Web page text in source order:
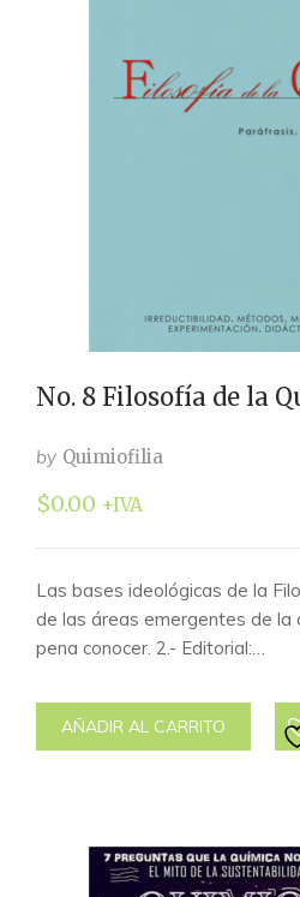
No. 8 Filosofía de la
by Quimiofilia
$0.00 +IVA
Las bases ideológicas de la
de las áreas emergentes de la
pena conocer. 2.- Editorial:…
AÑADIR AL CARRITO